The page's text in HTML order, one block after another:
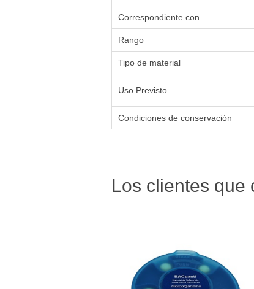
Correspondiente con
Rango
Tipo de material
Uso Previsto
Condiciones de conservación
Los clientes que